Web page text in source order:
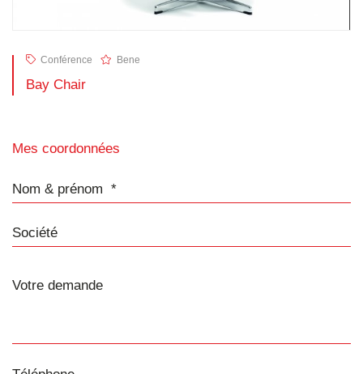
Conférence Bene
Bay Chair
Mes coordonnées
Nom & prénom
Société
Téléphone